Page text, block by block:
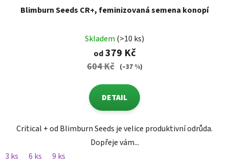
Blimburn Seeds CR+, feminizovaná semena konopí
Skladem (>10 ks)
od379 Kč
604 Kč (–37 %)
DETAIL
Critical + od Blimburn Seeds je velice produktivní odrůda.
Dopřeje vám...
3 ks
6 ks 9 ks